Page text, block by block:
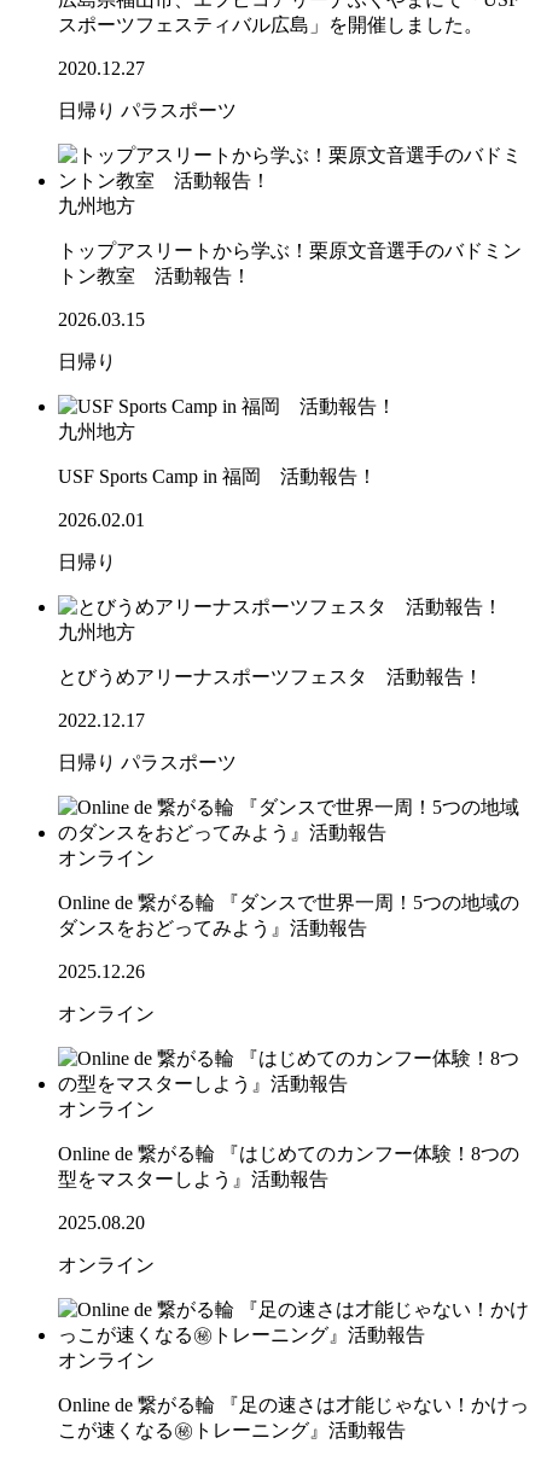
スポーツフェスティバル広島」を開催しました。
2020.12.27
日帰り パラスポーツ
九州地方
トップアスリートから学ぶ！栗原文音選手のバドミン
トン教室 活動報告！
2026.03.15
日帰り
九州地方
USF Sports Camp in 福岡 活動報告！
2026.02.01
日帰り
九州地方
とびうめアリーナスポーツフェスタ 活動報告！
2022.12.17
日帰り パラスポーツ
オンライン
Online de 繋がる輪 『ダンスで世界一周！5つの地域の
ダンスをおどってみよう』活動報告
2025.12.26
オンライン
オンライン
Online de 繋がる輪 『はじめてのカンフー体験！8つの
型をマスターしよう』活動報告
2025.08.20
オンライン
オンライン
Online de 繋がる輪 『足の速さは才能じゃない！かけっ
こが速くなる㊙トレーニング』活動報告